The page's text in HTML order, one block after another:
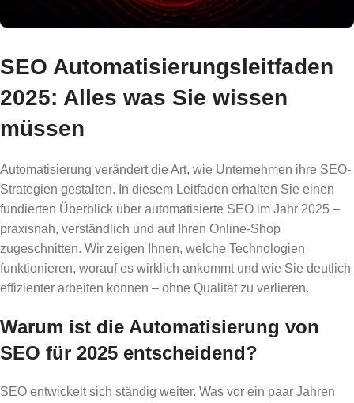
SEO Automatisierungsleitfaden
2025: Alles was Sie wissen
müssen
Automatisierung verändert die Art, wie Unternehmen ihre SEO-
Strategien gestalten. In diesem Leitfaden erhalten Sie einen
fundierten Überblick über automatisierte SEO im Jahr 2025 –
praxisnah, verständlich und auf Ihren Online-Shop
zugeschnitten. Wir zeigen Ihnen, welche Technologien
funktionieren, worauf es wirklich ankommt und wie Sie deutlich
effizienter arbeiten können – ohne Qualität zu verlieren.
Warum ist die Automatisierung von
SEO für 2025 entscheidend?
SEO entwickelt sich ständig weiter. Was vor ein paar Jahren